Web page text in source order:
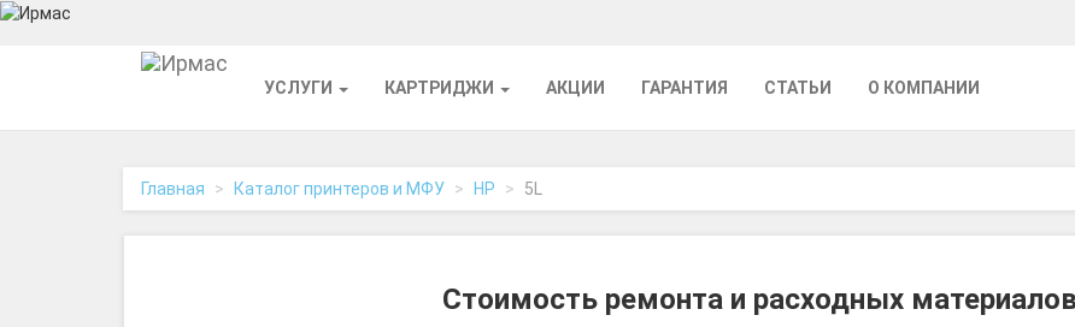
УСЛУГИ КАРТРИДЖИ АКЦИИ ГАРАНТИЯ СТАТЬИ О КОМПАНИИ
Главная Каталог принтеров и МФУ HP 5L
Стоимость ремонта и расходных